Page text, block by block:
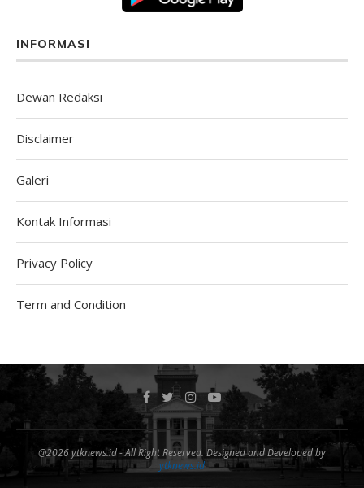
INFORMASI
Dewan Redaksi
Disclaimer
Galeri
Kontak Informasi
Privacy Policy
Term and Condition
@2026 ytknews.id - All Right Reserved. Designed and Developed by
ytknews.id